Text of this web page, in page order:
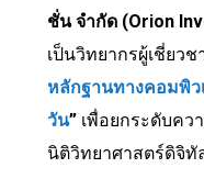
ชั่น จำกัด (Orion
เป็นวิทยากรผู้เชี่ยว
หลักฐานทางคอมพิว
วัน” เพื่อยกระดับคว
นิติวิทยาศาสตร์ดิจิทั